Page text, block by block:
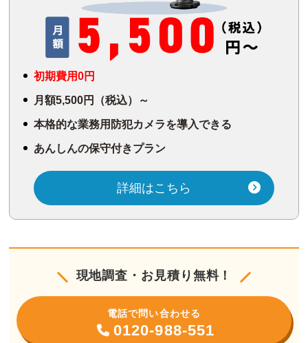
初期費用0円
月額5,500円（税込）～
本格的な業務用防犯カメラを導入できる
あんしんの保守付きプラン
詳細はこちら
現地調査・お見積り無料！
電話で問い合わせる
0120-988-551